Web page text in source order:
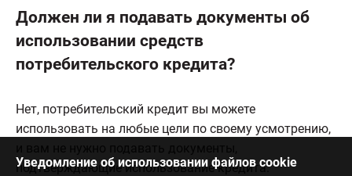
Должен ли я подавать документы об
использовании средств
потребительского кредита?
Нет, потребительский кредит вы можете
использовать на любые цели по своему усмотрению,
подтверждающие использование кредита.
Уведомление об использовании файлов cookie